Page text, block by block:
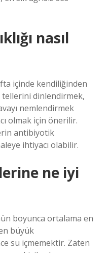
nasıl
içinde kendiliğinden
tellerini dinlendirmek,
nemlendirmek
olmak için önerilir.
antibiyotik
ihtiyacı olabilir.
ne iyi
boyunca ortalama en
büyük
su içmemektir. Zaten